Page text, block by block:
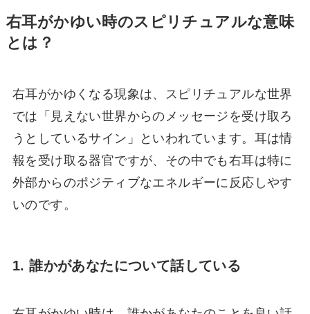
右耳がかゆい時のスピリチュアルな意味
とは？
右耳がかゆくなる現象は、スピリチュアルな世界
では「見えない世界からのメッセージを受け取ろ
うとしているサイン」といわれています。耳は情
報を受け取る器官ですが、その中でも右耳は特に
外部からのポジティブなエネルギーに反応しやす
いのです。
1. 誰かがあなたについて話している